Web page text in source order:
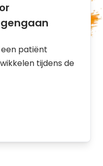
een patiënt
tijdens de